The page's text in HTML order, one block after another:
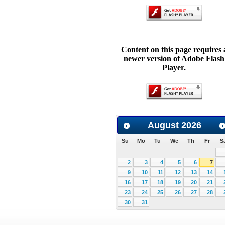
Content on this page requires
newer version of Adobe Flash
Player.
August 2026
Su Mo Tu We Th Fr
2
3 4 5 6 7
9
10 11 12 13 14
16
17 18 19 20 21
23
24 25 26 27 28
30
31